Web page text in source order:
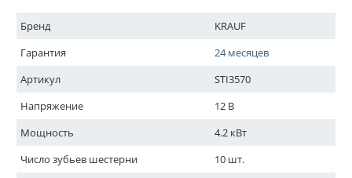
Бренд
KRAUF
Гарантия
24 месяцев
Артикул
STI3570
Напряжение
12 В
Мощность
4.2 кВт
Число зубьев шестерни
10 шт.